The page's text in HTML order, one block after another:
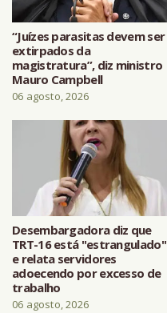
“Juízes parasitas devem ser
extirpados da
magistratura”, diz ministro
Mauro Campbell
06 agosto, 2026
Desembargadora diz que
TRT-16 está "estrangulado"
e relata servidores
adoecendo por excesso de
trabalho
06 agosto, 2026